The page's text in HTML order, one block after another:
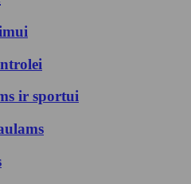
ir sportui